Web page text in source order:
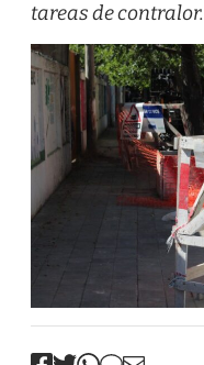
tareas de contralor.